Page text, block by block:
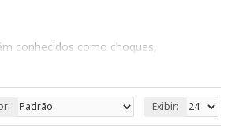
conhecidos como choques,
Exibir: